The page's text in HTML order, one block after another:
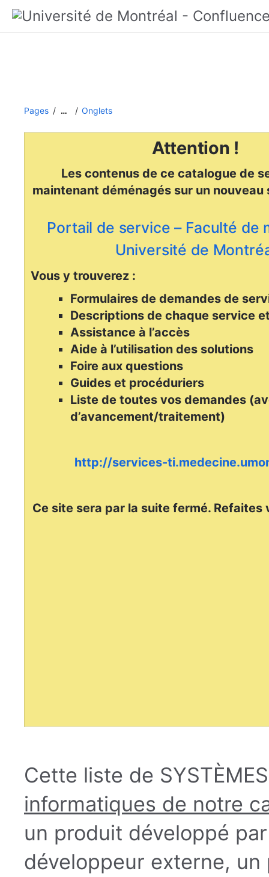
Pages … Onglets
Attention !
Les contenus de ce catalogue de
maintenant déménagéssur un nouveau
Portail de service – Faculté de
Université de
Vous y trouverez :
Formulaires de demandes de
Descriptions de chaque service
Assistance à l’accès
Aide à l’utilisation des solutions
Foire aux questions
Guides et procéduriers
Liste de toutes vos demandes
d’avancement/traitement)
http://services-
Ce site sera par la suite fermé. Refaites
Cette liste de
informatiques de notre
un produit développé
développeur externe,